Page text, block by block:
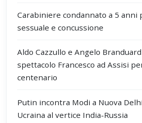
Carabiniere condannato a 5 anni
sessuale e concussione
Aldo Cazzullo e Angelo
spettacolo Francesco ad Assisi
centenario
Putin incontra Modi a Nuova
Ucraina al vertice India-Russia